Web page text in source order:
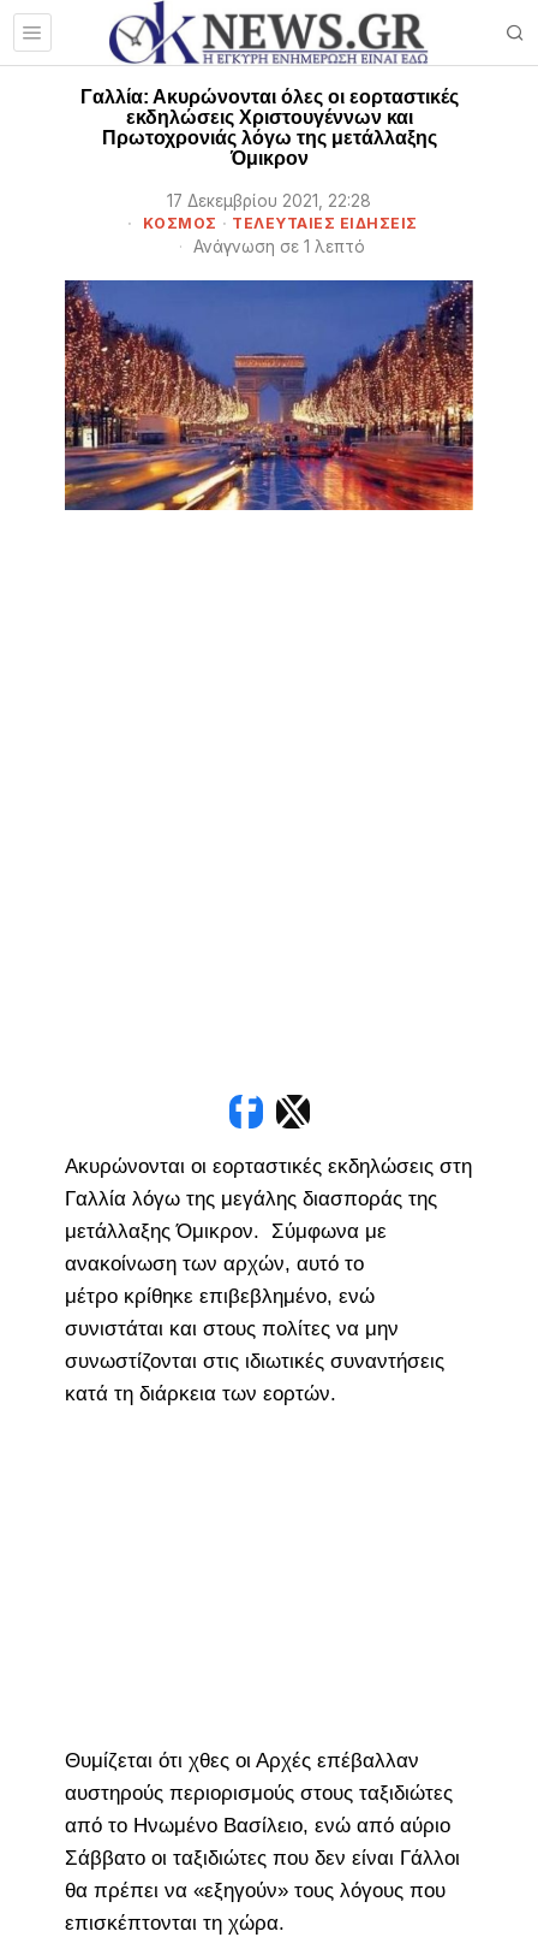
Γαλλία: Ακυρώνονται όλες οι εορταστικές
εκδηλώσεις Χριστουγέννων και
Πρωτοχρονιάς λόγω της μετάλλαξης
Όμικρον
17 Δεκεμβρίου 2021, 22:28
ΚΟΣΜΟΣ · ΤΕΛΕΥΤΑΙΕΣ ΕΙΔΗΣΕΙΣ
Ανάγνωση σε 1 λεπτό
Ακυρώνονται οι εορταστικές εκδηλώσεις στη
Γαλλία λόγω της μεγάλης διασποράς της
μετάλλαξης Όμικρον. Σύμφωνα με
ανακοίνωση των αρχών, αυτό το
μέτρο κρίθηκε επιβεβλημένο, ενώ
συνιστάται και στους πολίτες να μην
συνωστίζονται στις ιδιωτικές συναντήσεις
κατά τη διάρκεια των εορτών.
Θυμίζεται ότι χθες οι Αρχές επέβαλλαν
αυστηρούς περιορισμούς στους ταξιδιώτες
από το Ηνωμένο Βασίλειο, ενώ από αύριο
Σάββατο οι ταξιδιώτες που δεν είναι Γάλλοι
θα πρέπει να «εξηγούν» τους λόγους που
επισκέπτονται τη χώρα.